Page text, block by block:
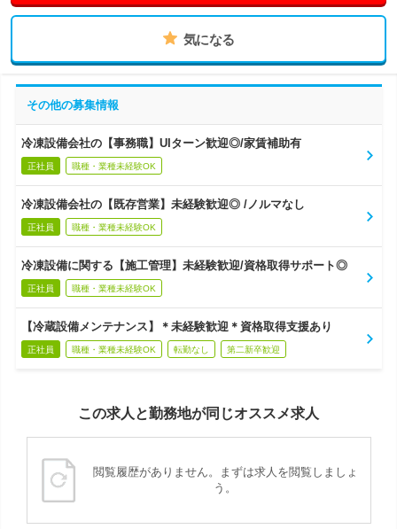
気になる
その他の募集情報
冷凍設備会社の【事務職】UIターン歓迎◎/家賃補助有
正社員 職種・業種未経験OK
冷凍設備会社の【既存営業】未経験歓迎◎ /ノルマなし
正社員 職種・業種未経験OK
冷凍設備に関する【施工管理】未経験歓迎/資格取得サポート◎
正社員 職種・業種未経験OK
【冷蔵設備メンテナンス】＊未経験歓迎＊資格取得支援あり
正社員 職種・業種未経験OK 転勤なし 第二新卒歓迎
この求人と勤務地が同じオススメ求人
閲覧履歴がありません。まずは求人を閲覧しましょ
う。